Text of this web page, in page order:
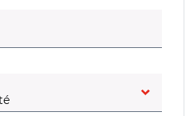
obligatoire)